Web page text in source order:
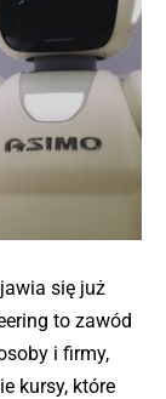
się już
to zawód
i firmy,
kursy, które